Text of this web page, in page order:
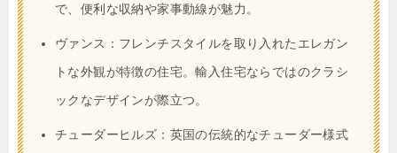
で、便利な収納や家事動線が魅力。
ヴァンス：フレンチスタイルを取り入れたエレガン
トな外観が特徴の住宅。輸入住宅ならではのクラシ
ックなデザインが際立つ。
チューダーヒルズ：英国の伝統的なチューダー様式